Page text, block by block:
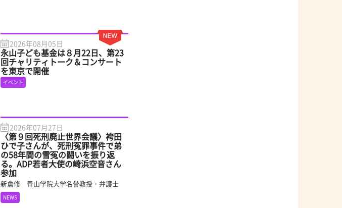
2026年08月05日
永山子ども基金は８月22日、第23
回チャリティトーク＆コンサート
を東京で開催
イベント
2026年07月27日
〈第９回死刑廃止世界会議〉袴田
ひで子さんが、死刑冤罪事件で弟
の58年間の雪冤の闘いを振り返
る。ADP若者大使の崎浜空音さん
参加
新倉修 青山学院大学名誉教授・弁護士
NEWS